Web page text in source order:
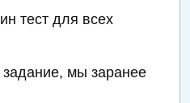
тест для всех
мы заранее